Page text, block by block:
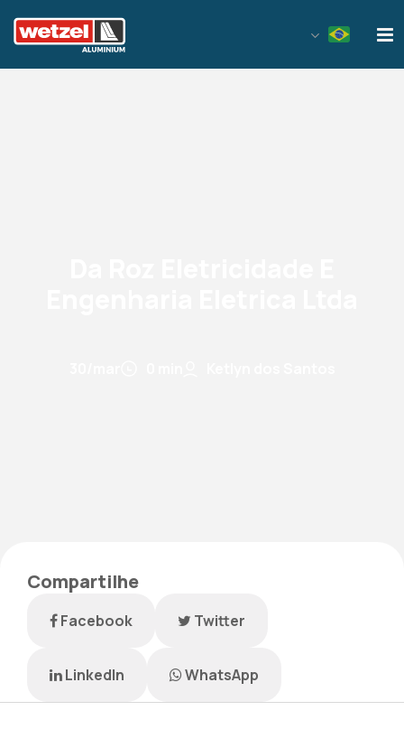
Compartilhe
Facebook Twitter
LinkedIn WhatsApp